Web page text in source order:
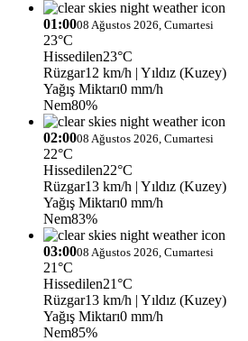
01:0008 Ağustos 2026, Cumartesi
23°C
Hissedilen23°C
Rüzgar12 km/h | Yıldız (Kuzey)
Yağış Miktarı0 mm/h
Nem80%
02:0008 Ağustos 2026, Cumartesi
22°C
Hissedilen22°C
Rüzgar13 km/h | Yıldız (Kuzey)
Yağış Miktarı0 mm/h
Nem83%
03:0008 Ağustos 2026, Cumartesi
21°C
Hissedilen21°C
Rüzgar13 km/h | Yıldız (Kuzey)
Yağış Miktarı0 mm/h
Nem85%